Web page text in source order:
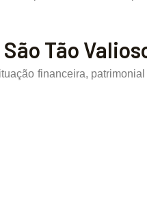
Tão
financeira,